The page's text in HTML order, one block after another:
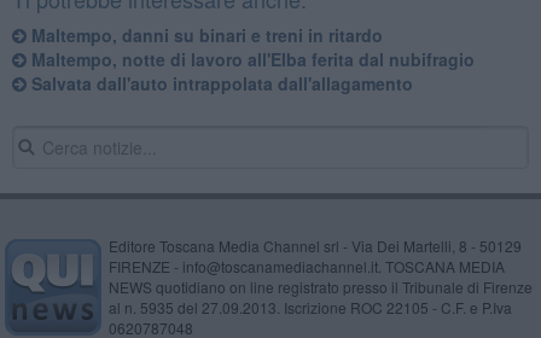
Maltempo, danni su binari e treni in ritardo
Maltempo, notte di lavoro all'Elba ferita dal nubifragio
Salvata dall'auto intrappolata dall'allagamento
Editore Toscana Media Channel srl - Via Dei Martelli, 8 - 50129
FIRENZE - info@toscanamediachannel.it. TOSCANA MEDIA
NEWS quotidiano on line registrato presso il Tribunale di Firenze
al n. 5935 del 27.09.2013. Iscrizione ROC 22105 - C.F. e P.Iva
0620787048